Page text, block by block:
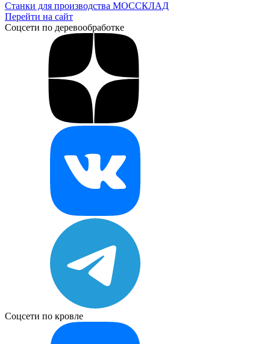
Станки для производства МОССКЛАД
Перейти на сайт
Соцсети по деревообработке
Соцсети по кровле